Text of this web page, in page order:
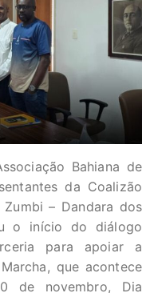
Bahiana de
da Coalizão
– Dandara dos
o início do diálogo
para apoiar a
que acontece
de novembro, Dia